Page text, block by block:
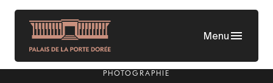
Skip
content
Menu
PHOTOGRAPHIE